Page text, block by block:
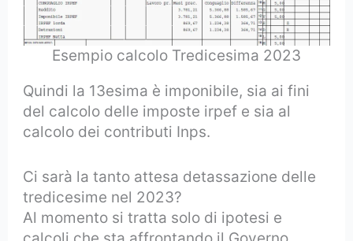
Esempio calcolo Tredicesima 2023
Quindi la 13esima è imponibile, sia ai fini
del calcolo delle imposte irpef e sia al
calcolo dei contributi Inps.
Ci sarà la tanto attesa detassazione delle
tredicesime nel 2023?
Al momento si tratta solo di ipotesi e